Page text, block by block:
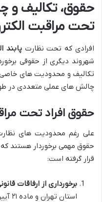
حقوق، تکالیف و
تحت مراقبت
افرادی که تحت نظارتپابند
شهروند دیگری از حقوقی
تکالیف و محدودیت های خاصی
چالش های عملی متعددی در
حقوق افراد تحت
علی رغم محدودیت های نظارت
حقوق مهمی برخوردار هستند
قرار گرفته است:
برخورداری از ارفاقات